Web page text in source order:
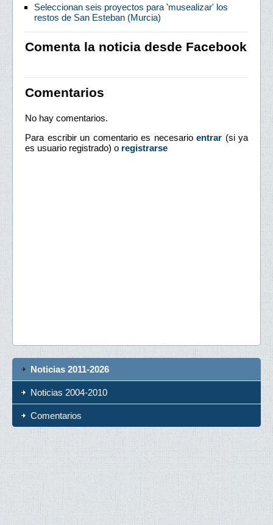
Seleccionan seis proyectos para 'musealizar' los
restos de San Esteban (Murcia)
Comenta la noticia desde Facebook
Comentarios
No hay comentarios.
Para escribir un comentario es necesario entrar (si ya
es usuario registrado) o registrarse
Noticias 2011-2026
Noticias 2004-2010
Comentarios